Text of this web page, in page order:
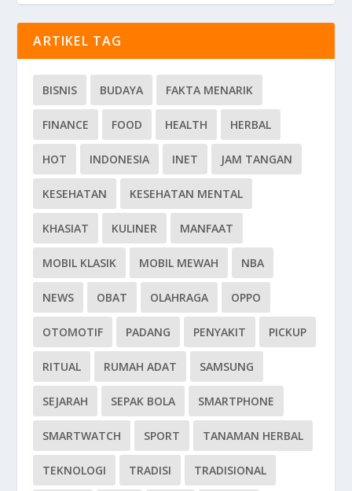
ARTIKEL TAG
BISNIS BUDAYA FAKTA MENARIK
FINANCE FOOD HEALTH HERBAL
HOT INDONESIA INET JAM TANGAN
KESEHATAN KESEHATAN MENTAL
KHASIAT KULINER MANFAAT
MOBIL KLASIK MOBIL MEWAH NBA
NEWS OBAT OLAHRAGA OPPO
OTOMOTIF PADANG PENYAKIT PICKUP
RITUAL RUMAH ADAT SAMSUNG
SEJARAH SEPAK BOLA SMARTPHONE
SMARTWATCH SPORT TANAMAN HERBAL
TEKNOLOGI TRADISI TRADISIONAL